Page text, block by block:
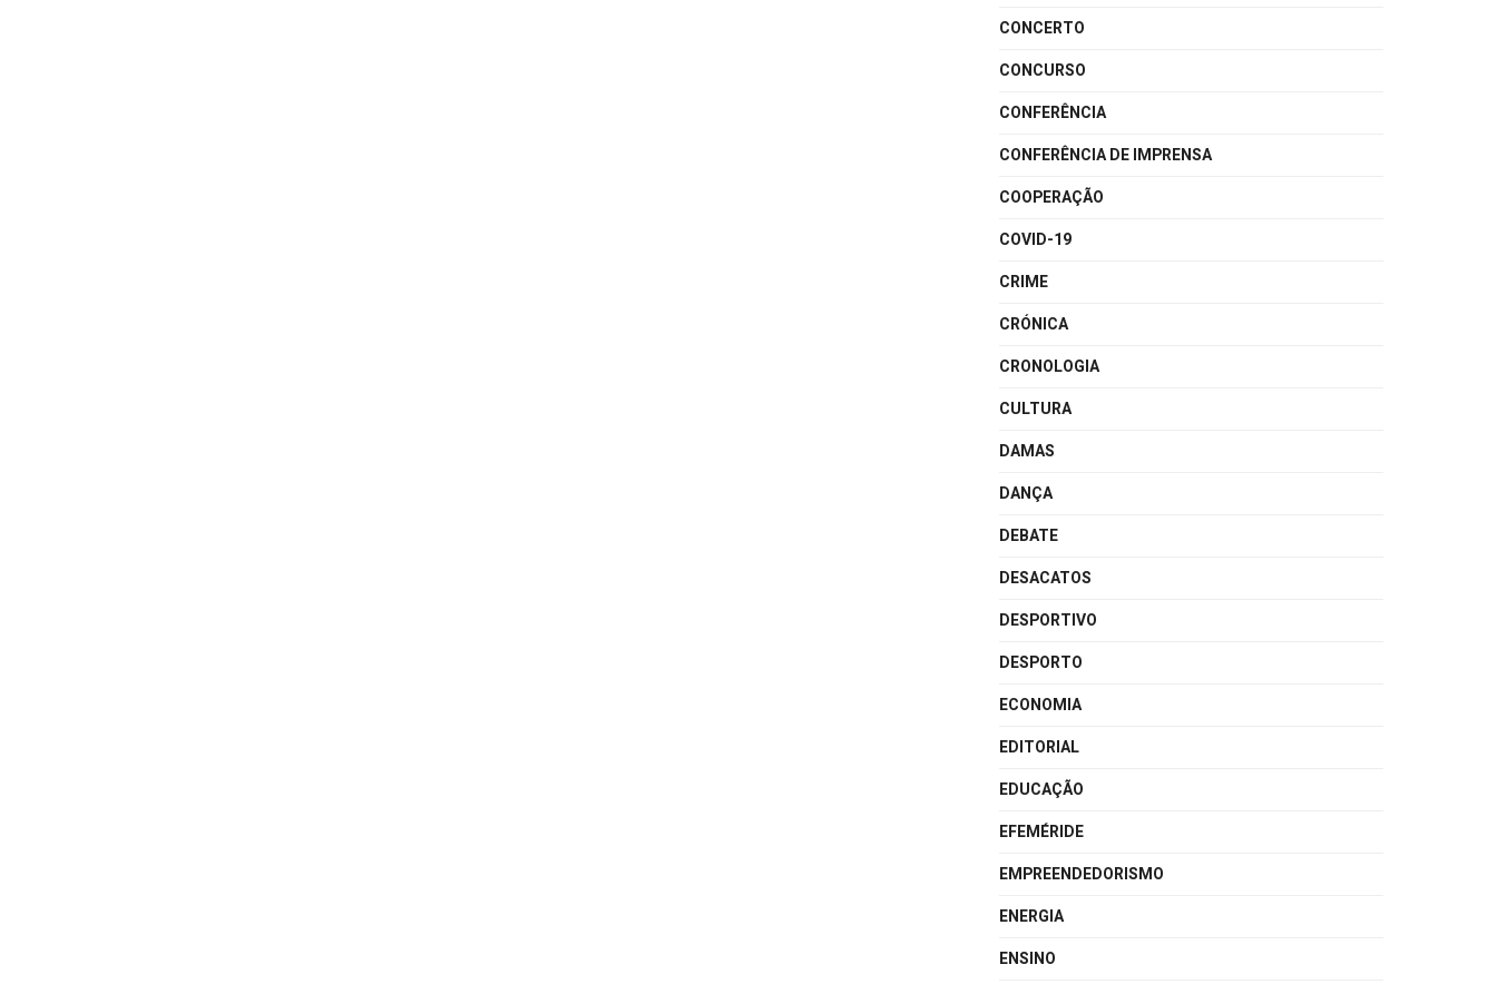
CONCERTO
CONCURSO
CONFERÊNCIA
CONFERÊNCIA DE IMPRENSA
COOPERAÇÃO
COVID-19
CRIME
CRÓNICA
CRONOLOGIA
CULTURA
DAMAS
DANÇA
DEBATE
DESACATOS
DESPORTIVO
DESPORTO
ECONOMIA
EDITORIAL
EDUCAÇÃO
EFEMÉRIDE
EMPREENDEDORISMO
ENERGIA
ENSINO